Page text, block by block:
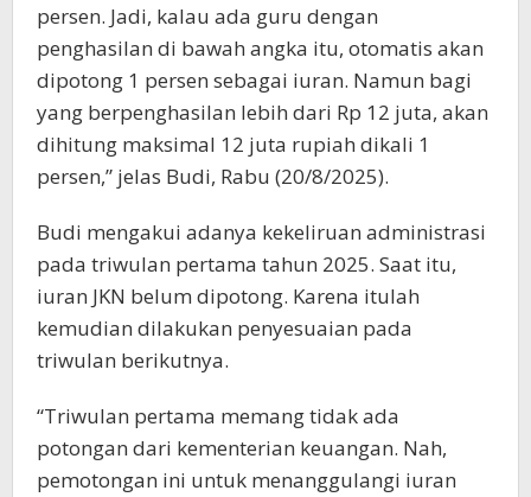
persen. Jadi, kalau ada guru dengan
penghasilan di bawah angka itu, otomatis akan
dipotong 1 persen sebagai iuran. Namun bagi
yang berpenghasilan lebih dari Rp 12 juta, akan
dihitung maksimal 12 juta rupiah dikali 1
persen,” jelas Budi, Rabu (20/8/2025).
Budi mengakui adanya kekeliruan administrasi
pada triwulan pertama tahun 2025. Saat itu,
iuran JKN belum dipotong. Karena itulah
kemudian dilakukan penyesuaian pada
triwulan berikutnya.
“Triwulan pertama memang tidak ada
potongan dari kementerian keuangan. Nah,
pemotongan ini untuk menanggulangi iuran